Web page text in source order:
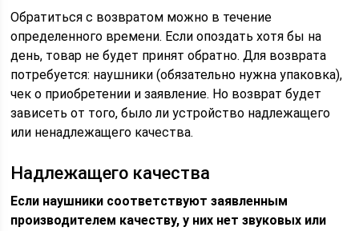
Обратиться с возвратом можно в течение
определенного времени. Если опоздать хотя бы на
день, товар не будет принят обратно. Для возврата
потребуется: наушники (обязательно нужна упаковка),
чек о приобретении и заявление. Но возврат будет
зависеть от того, было ли устройство надлежащего
или ненадлежащего качества.
Надлежащего качества
Если наушники соответствуют заявленным
производителем качеству, у них нет звуковых или